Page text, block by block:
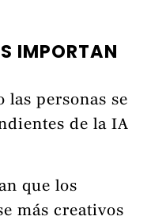
IMPORTAN
las personas se
de la IA
que los
más creativos